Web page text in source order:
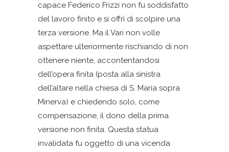
capace Federico Frizzi non fu soddisfatto
del lavoro finito e si offrì di scolpire una
terza versione. Ma il Vari non volle
aspettare ulteriormente rischiando di non
ottenere niente, accontentandosi
dell’opera finita (posta alla sinistra
dell’altare nella chiesa di S. Maria sopra
Minerva) e chiedendo solo, come
compensazione, il dono della prima
versione non finita. Questa statua
invalidata fu oggetto di una vicenda